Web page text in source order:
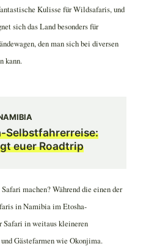
Kulisse für Wildsafaris, und
sich das Land besonders für
den man sich bei diversen
kann.
Selbstfahrerreise:
euer Roadtrip
machen? Während die einen der
in Namibia im Etosha-
Safari in weitaus kleineren
Gästefarmen wie Okonjima.